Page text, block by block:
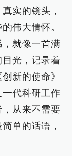
实的镜头，
伟大情怀。
就像一首满
光，记录着
新的使命》
代科研工作
从来不需要
单的话语，